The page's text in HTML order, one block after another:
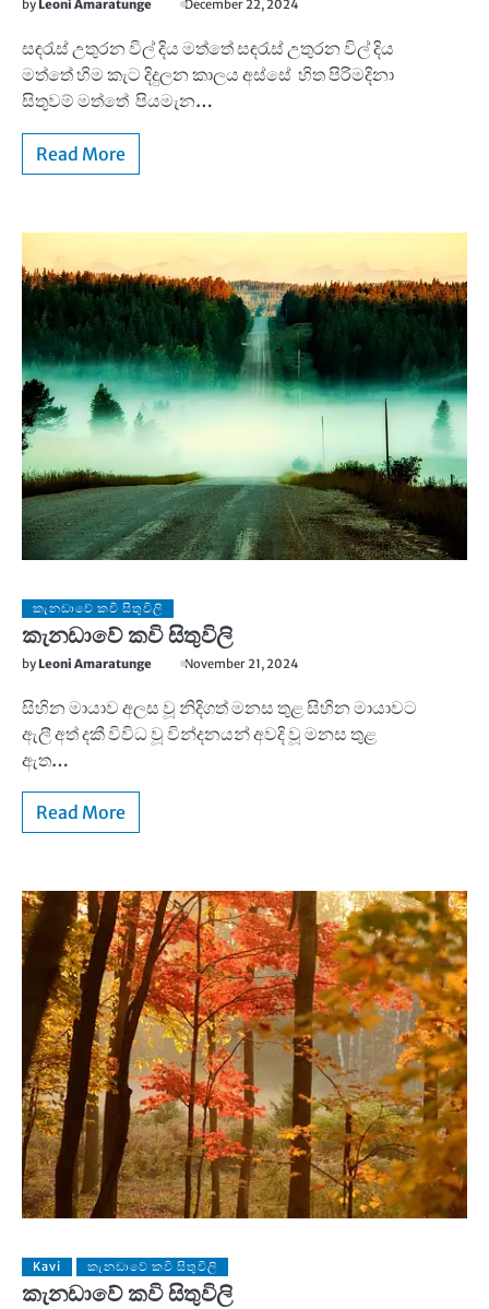
by Leoni Amaratunge December 22, 2024
සඳරැස් උතුරන විල් දිය මත්තේ සඳරැස් උතුරන විල් දිය
මත්තේ හිම කැට දිදුලන කාලය අස්සේ හිත පිරිමදිනා
සිතුවම් මත්තේ පියමැන…
Read More
කැනඩාවේ කවි සිතුවිලි
කැනඩාවේ කවි සිතුවිලි
by Leoni Amaratunge November 21, 2024
සිහින මායාව අලස වූ නිදිගත් මනස තුළ සිහින මායාවට
ඇලී අත් දකී විවිධ වූ වින්දනයන් අවදි වූ මනස තුළ
ඇත…
Read More
Kavi කැනඩාවේ කවි සිතුවිලි
කැනඩාවේ කවි සිතුවිලි